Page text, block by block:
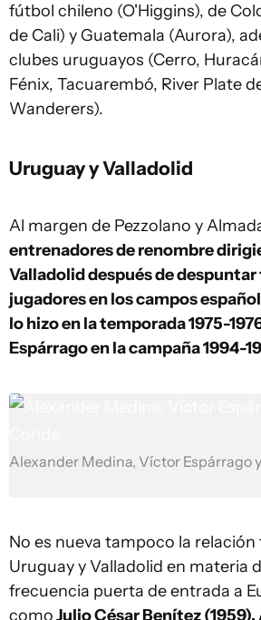
fútbol chileno (O'Higgins), de
de Cali) y Guatemala (Aurora),
clubes uruguayos (Cerro,
Fénix, Tacuarembó, River Plate
Wanderers).
Uruguay y Valladolid
Al margen de Pezzolano y
entrenadores de renombre
Valladolid después de
jugadores en los campos
lo hizo en la temporada 1975-
Espárrago en la campaña 1994-
Alexander Medina, Víctor Espárrago
No es nueva tampoco la
Uruguay y Valladolid en materia
frecuencia puerta de entrada a
comoJulio César Benítez